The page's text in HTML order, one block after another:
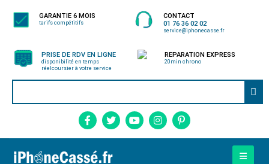
GARANTIE 6 MOIS
tarifs compétitifs
CONTACT
01 76 36 02 02
service@iphonecasse.fr
PRISE DE RDV EN LIGNE
disponibilité en temps
réelcoursier à votre service
REPARATION EXPRESS
20min chrono